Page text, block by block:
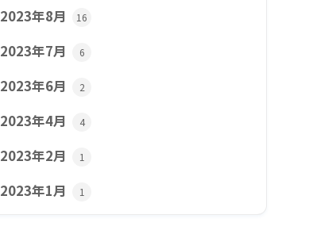
2023年8月 16
2023年7月 6
2023年6月 2
2023年4月 4
2023年2月 1
2023年1月 1